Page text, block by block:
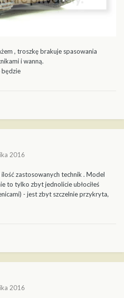
, troszkę brakuje spasowania
i wanną.
będzie
2016
zastosowanych technik . Model
to tylko zbyt jednolicie ubłociłeś
- jest zbyt szczelnie przykryta,
2016